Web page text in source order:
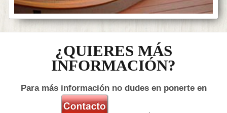
¿QUIERES MÁS
INFORMACIÓN?
Para más información no dudes en ponerte en